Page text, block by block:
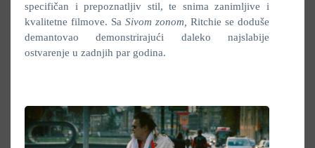
specifičan i prepoznatljiv stil, te snima zanimljive i
kvalitetne filmove. Sa Sivom zonom,
Ritchie se doduše
demantovao demonstrirajući daleko najslabije
ostvarenje u zadnjih par godina.